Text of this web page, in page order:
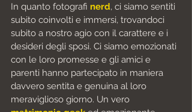
In quanto fotografi nerd, ci siamo sentiti
subito coinvolti e immersi, trovandoci
subito a nostro agio con il carattere e i
desideri degli sposi. Ci siamo emozionati
con le loro promesse e gli amici e
parenti hanno partecipato in maniera
davvero sentita e genuina al loro
meraviglioso giorno. Un vero